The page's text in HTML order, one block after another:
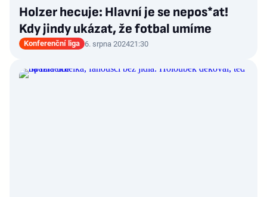
Holzer hecuje: Hlavní je se nepos*at!
Kdy jindy ukázat, že fotbal umíme
Konferenční liga 6. srpna 202421:30